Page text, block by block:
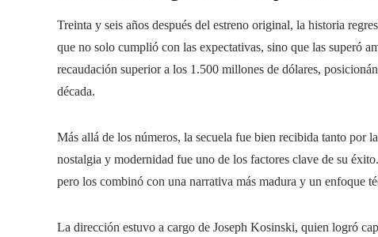
Treinta y seis años después del estreno original, la historia
que no solo cumplió con las expectativas, sino que las superó
recaudación superior a los 1.500 millones de dólares,
década.
Más allá de los números, la secuela fue bien recibida tanto por
nostalgia y modernidad fue uno de los factores clave de su
pero los combinó con una narrativa más madura y un enfoque
La dirección estuvo a cargo de Joseph Kosinski, quien logró